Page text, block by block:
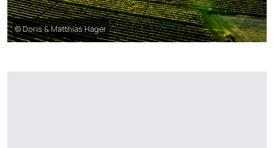
© Doris & Matthias Hager